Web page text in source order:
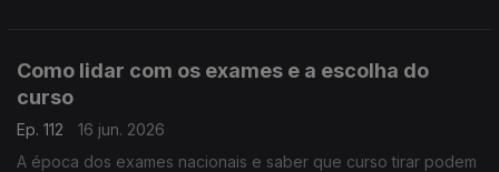
Como lidar com os exames e a escolha do
curso
Ep. 112
16 jun. 2026
A época dos exames nacionais e saber que curso tirar podem